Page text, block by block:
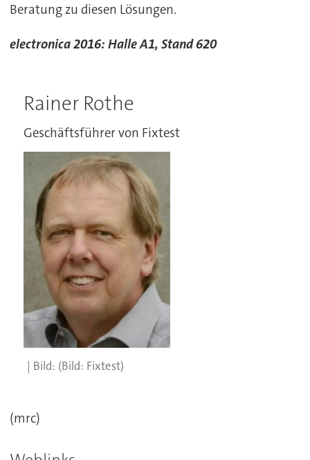
Beratung zu diesen Lösungen.
electronica 2016: Halle A1, Stand 620
Rainer Rothe
Geschäftsführer von Fixtest
(Bild: Fixtest)
(mrc)